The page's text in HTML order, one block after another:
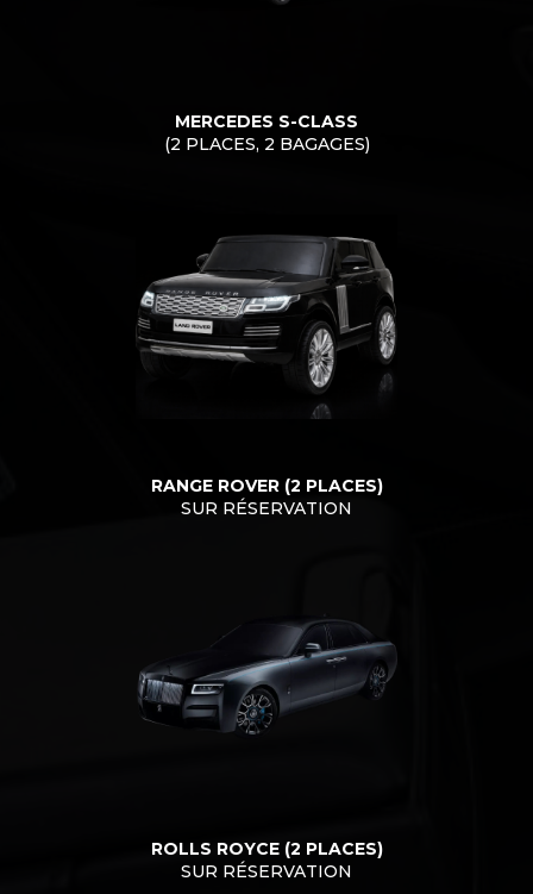
MERCEDES S-CLASS
(2 PLACES, 2 BAGAGES)
RANGE ROVER (2 PLACES)
SUR RÉSERVATION
ROLLS ROYCE (2 PLACES)
SUR RÉSERVATION